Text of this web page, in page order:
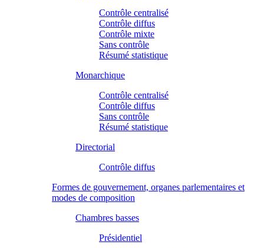
Contrôle centralisé
Contrôle diffus
Contrôle mixte
Sans contrôle
Résumé statistique
Monarchique
Contrôle centralisé
Contrôle diffus
Sans contrôle
Résumé statistique
Directorial
Contrôle diffus
Formes de gouvernement, organes parlementaires et
modes de composition
Chambres basses
Présidentiel